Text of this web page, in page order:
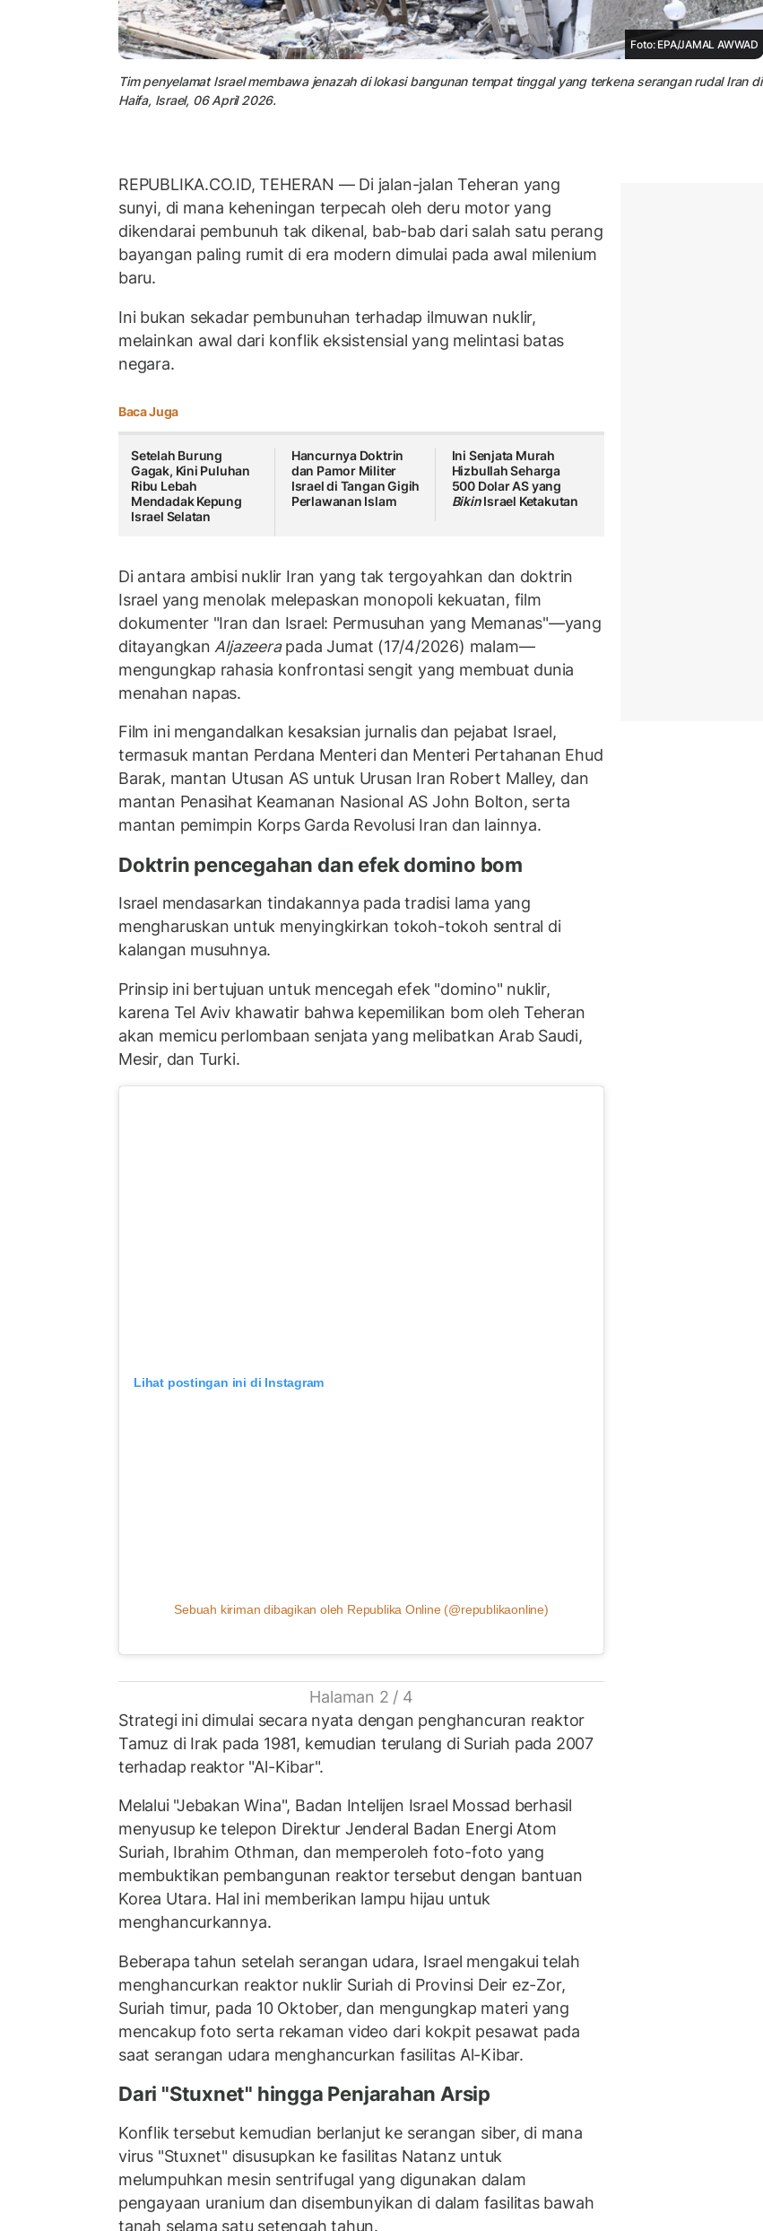
Foto: EPA/JAMAL AWWAD
Tim penyelamat Israel membawa jenazah di lokasi bangunan tempat tinggal yang terkena serangan rudal Iran di
Haifa, Israel, 06 April 2026.
REPUBLIKA.CO.ID, TEHERAN — Di jalan-jalan Teheran yang
sunyi, di mana keheningan terpecah oleh deru motor yang
dikendarai pembunuh tak dikenal, bab-bab dari salah satu perang
bayangan paling rumit di era modern dimulai pada awal milenium
baru.
Ini bukan sekadar pembunuhan terhadap ilmuwan nuklir,
melainkan awal dari konflik eksistensial yang melintasi batas
negara.
Baca Juga
Setelah Burung
Gagak, Kini Puluhan
Ribu Lebah
Mendadak Kepung
Israel Selatan
Hancurnya Doktrin
dan Pamor Militer
Israel di Tangan Gigih
Perlawanan Islam
Ini Senjata Murah
Hizbullah Seharga
500 Dolar AS yang
BikinIsrael Ketakutan
Di antara ambisi nuklir Iran yang tak tergoyahkan dan doktrin
Israel yang menolak melepaskan monopoli kekuatan, film
dokumenter "Iran dan Israel: Permusuhan yang Memanas"—yang
ditayangkan Aljazeerapada Jumat (17/4/2026) malam—
mengungkap rahasia konfrontasi sengit yang membuat dunia
menahan napas.
Film ini mengandalkan kesaksian jurnalis dan pejabat Israel,
termasuk mantan Perdana Menteri dan Menteri Pertahanan Ehud
Barak, mantan Utusan AS untuk Urusan Iran Robert Malley, dan
mantan Penasihat Keamanan Nasional AS John Bolton, serta
mantan pemimpin Korps Garda Revolusi Iran dan lainnya.
Doktrin pencegahan dan efek domino bom
Israel mendasarkan tindakannya pada tradisi lama yang
mengharuskan untuk menyingkirkan tokoh-tokoh sentral di
kalangan musuhnya.
Prinsip ini bertujuan untuk mencegah efek "domino" nuklir,
karena Tel Aviv khawatir bahwa kepemilikan bom oleh Teheran
akan memicu perlombaan senjata yang melibatkan Arab Saudi,
Mesir, dan Turki.
Lihat postingan ini di Instagram
Sebuah kiriman dibagikan oleh Republika Online (@republikaonline)
Halaman 2 / 4
Strategi ini dimulai secara nyata dengan penghancuran reaktor
Tamuz di Irak pada 1981, kemudian terulang di Suriah pada 2007
terhadap reaktor "Al-Kibar".
Melalui "Jebakan Wina", Badan Intelijen Israel Mossad berhasil
menyusup ke telepon Direktur Jenderal Badan Energi Atom
Suriah, Ibrahim Othman, dan memperoleh foto-foto yang
membuktikan pembangunan reaktor tersebut dengan bantuan
Korea Utara. Hal ini memberikan lampu hijau untuk
menghancurkannya.
Beberapa tahun setelah serangan udara, Israel mengakui telah
menghancurkan reaktor nuklir Suriah di Provinsi Deir ez-Zor,
Suriah timur, pada 10 Oktober, dan mengungkap materi yang
mencakup foto serta rekaman video dari kokpit pesawat pada
saat serangan udara menghancurkan fasilitas Al-Kibar.
Dari "Stuxnet" hingga Penjarahan Arsip
Konflik tersebut kemudian berlanjut ke serangan siber, di mana
virus "Stuxnet" disusupkan ke fasilitas Natanz untuk
melumpuhkan mesin sentrifugal yang digunakan dalam
pengayaan uranium dan disembunyikan di dalam fasilitas bawah
tanah selama satu setengah tahun.